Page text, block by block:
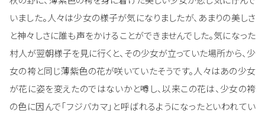
いました。人々は少女の様子が気になりましたが、あまりの美しさ
と神々しさに誰も声をかけることができませんでした。気になった
村人が翌朝様子を見に行くと、その少女が立っていた場所から、少
女の袴と同じ薄紫色の花が咲いていたそうです。人々はあの少女
が花に姿を変えたのではないかと噂し、以来この花は、少女の袴
の色に因んで「フジバカマ」と呼ばれるようになったといわれてい